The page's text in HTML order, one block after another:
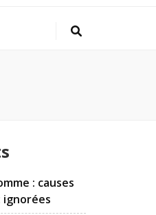
: causes
ignorées